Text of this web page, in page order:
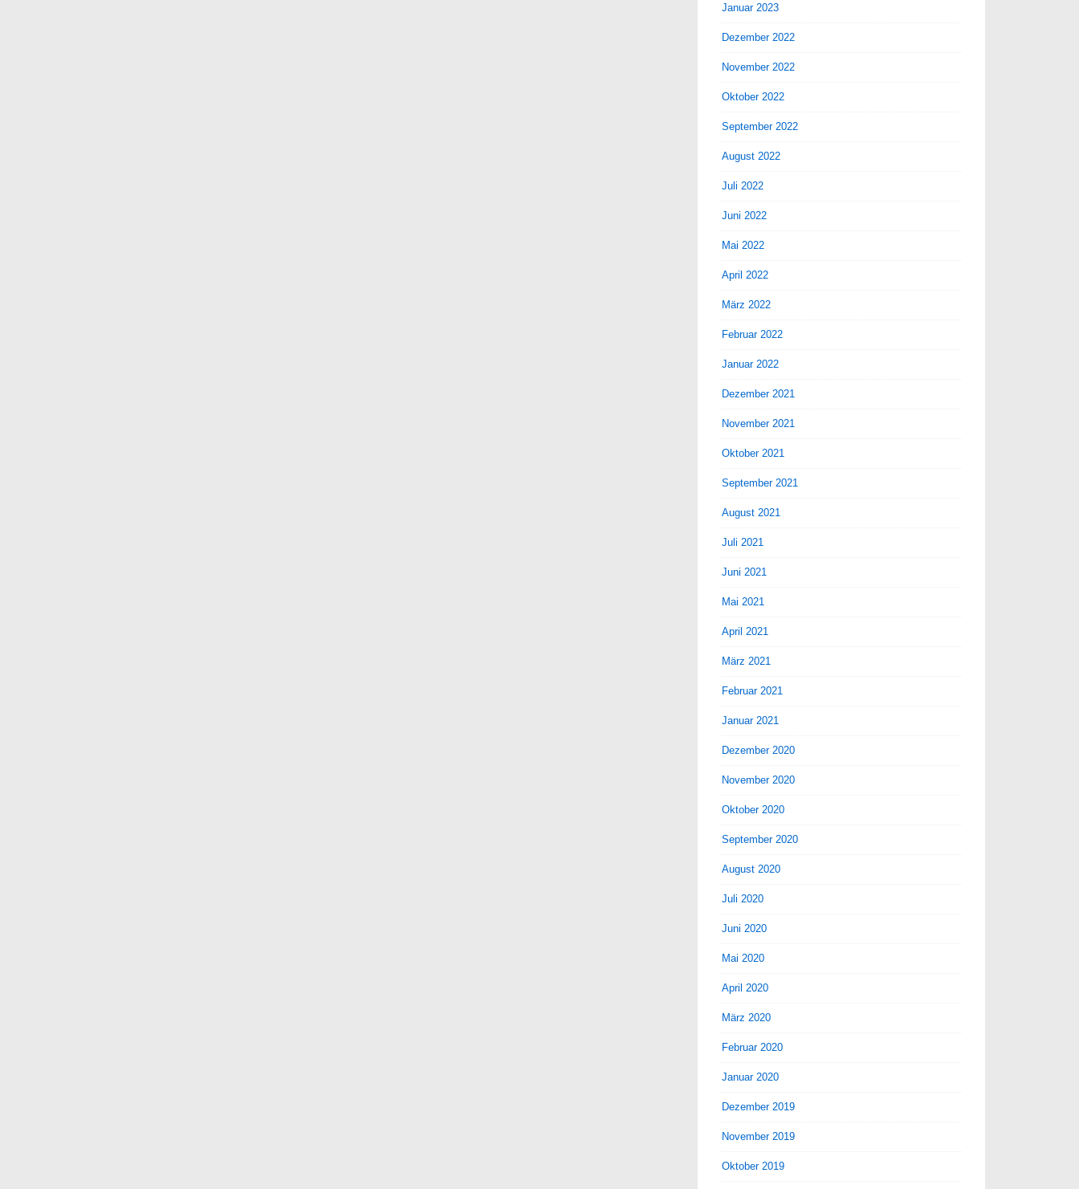
Januar 2023
Dezember 2022
November 2022
Oktober 2022
September 2022
August 2022
Juli 2022
Juni 2022
Mai 2022
April 2022
März 2022
Februar 2022
Januar 2022
Dezember 2021
November 2021
Oktober 2021
September 2021
August 2021
Juli 2021
Juni 2021
Mai 2021
April 2021
März 2021
Februar 2021
Januar 2021
Dezember 2020
November 2020
Oktober 2020
September 2020
August 2020
Juli 2020
Juni 2020
Mai 2020
April 2020
März 2020
Februar 2020
Januar 2020
Dezember 2019
November 2019
Oktober 2019